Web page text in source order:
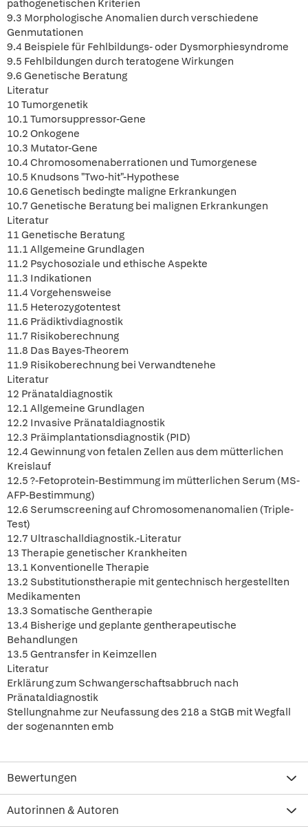
pathogenetischen Kriterien
9.3 Morphologische Anomalien durch verschiedene
Genmutationen
9.4 Beispiele für Fehlbildungs- oder Dysmorphiesyndrome
9.5 Fehlbildungen durch teratogene Wirkungen
9.6 Genetische Beratung
Literatur
10 Tumorgenetik
10.1 Tumorsuppressor-Gene
10.2 Onkogene
10.3 Mutator-Gene
10.4 Chromosomenaberrationen und Tumorgenese
10.5 Knudsons "Two-hit"-Hypothese
10.6 Genetisch bedingte maligne Erkrankungen
10.7 Genetische Beratung bei malignen Erkrankungen
Literatur
11 Genetische Beratung
11.1 Allgemeine Grundlagen
11.2 Psychosoziale und ethische Aspekte
11.3 Indikationen
11.4 Vorgehensweise
11.5 Heterozygotentest
11.6 Prädiktivdiagnostik
11.7 Risikoberechnung
11.8 Das Bayes-Theorem
11.9 Risikoberechnung bei Verwandtenehe
Literatur
12 Pränataldiagnostik
12.1 Allgemeine Grundlagen
12.2 Invasive Pränataldiagnostik
12.3 Präimplantationsdiagnostik (PID)
12.4 Gewinnung von fetalen Zellen aus dem mütterlichen
Kreislauf
12.5 ?-Fetoprotein-Bestimmung im mütterlichen Serum (MS-
AFP-Bestimmung)
12.6 Serumscreening auf Chromosomenanomalien (Triple-
Test)
12.7 Ultraschalldiagnostik.-Literatur
13 Therapie genetischer Krankheiten
13.1 Konventionelle Therapie
13.2 Substitutionstherapie mit gentechnisch hergestellten
Medikamenten
13.3 Somatische Gentherapie
13.4 Bisherige und geplante gentherapeutische
Behandlungen
13.5 Gentransfer in Keimzellen
Literatur
Erklärung zum Schwangerschaftsabbruch nach
Pränataldiagnostik
Stellungnahme zur Neufassung des 218 a StGB mit Wegfall
der sogenannten emb
Bewertungen
Autorinnen & Autoren